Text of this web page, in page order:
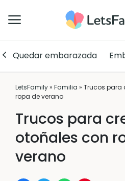
Quedar embarazada
LetsFamily» Familia » Trucos para
ropa de verano
Trucos para
otoñales con
verano